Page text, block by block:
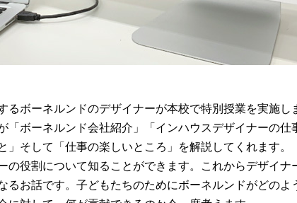
ボーネルンドのデザイナーが本校で特別授業を実施し
ボーネルンド会社紹介」「インハウスデザイナーの仕
」そして「仕事の楽しいところ」を解説してくれます。
の役割について知ることができます。これからデザイナ
るお話です。子どもたちのためにボーネルンドがどのよ